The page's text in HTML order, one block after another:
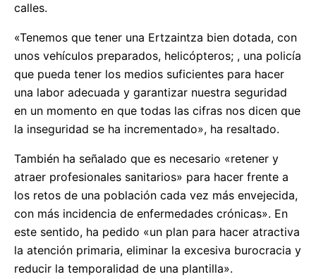
calles.
«Tenemos que tener una Ertzaintza bien dotada, con
unos vehículos preparados, helicópteros; , una policía
que pueda tener los medios suficientes para hacer
una labor adecuada y garantizar nuestra seguridad
en un momento en que todas las cifras nos dicen que
la inseguridad se ha incrementado», ha resaltado.
También ha señalado que es necesario «retener y
atraer profesionales sanitarios» para hacer frente a
los retos de una población cada vez más envejecida,
con más incidencia de enfermedades crónicas». En
este sentido, ha pedido «un plan para hacer atractiva
la atención primaria, eliminar la excesiva burocracia y
reducir la temporalidad de una plantilla».